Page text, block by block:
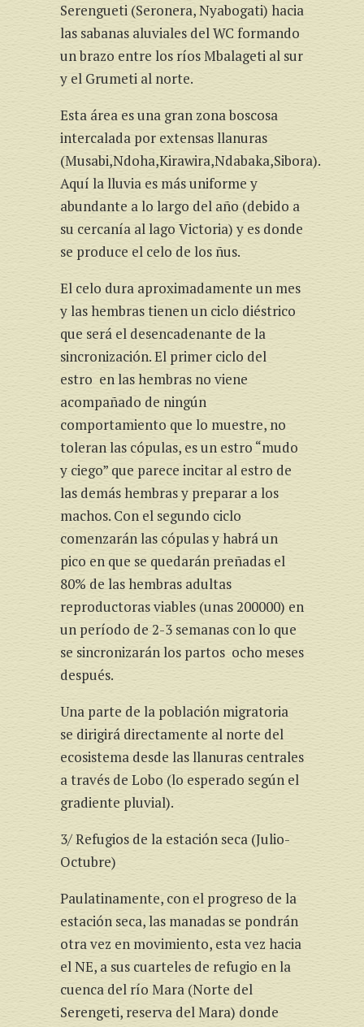
Serengueti (Seronera, Nyabogati) hacia
las sabanas aluviales del WC formando
un brazo entre los ríos Mbalageti al sur
y el Grumeti al norte.
Esta área es una gran zona boscosa
intercalada por extensas llanuras
(Musabi,Ndoha,Kirawira,Ndabaka,Sibora).
Aquí la lluvia es más uniforme y
abundante a lo largo del año (debido a
su cercanía al lago Victoria) y es donde
se produce el celo de los ñus.
El celo dura aproximadamente un mes
y las hembras tienen un ciclo diéstrico
que será el desencadenante de la
sincronización. El primer ciclo del
estro en las hembras no viene
acompañado de ningún
comportamiento que lo muestre, no
toleran las cópulas, es un estro “mudo
y ciego” que parece incitar al estro de
las demás hembras y preparar a los
machos. Con el segundo ciclo
comenzarán las cópulas y habrá un
pico en que se quedarán preñadas el
80% de las hembras adultas
reproductoras viables (unas 200000) en
un período de 2-3 semanas con lo que
se sincronizarán los partos ocho meses
después.
Una parte de la población migratoria
se dirigirá directamente al norte del
ecosistema desde las llanuras centrales
a través de Lobo (lo esperado según el
gradiente pluvial).
3/ Refugios de la estación seca (Julio-
Octubre)
Paulatinamente, con el progreso de la
estación seca, las manadas se pondrán
otra vez en movimiento, esta vez hacia
el NE, a sus cuarteles de refugio en la
cuenca del río Mara (Norte del
Serengeti, reserva del Mara) donde